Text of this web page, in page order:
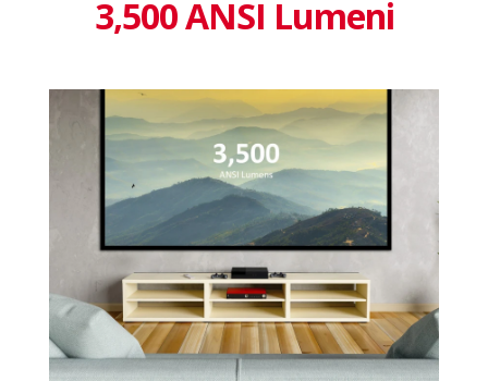
3,500 ANSI Lumeni